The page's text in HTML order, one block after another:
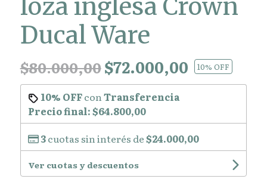
loza inglesa Crown
Ducal Ware
$80.000,00$72.000,00 10% OFF
10% OFFcon Transferencia
Precio final:$64.800,00
3cuotas sin interés de$24.000,00
Ver cuotas y descuentos